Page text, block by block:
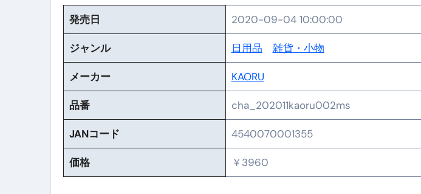
【必見】もう営業電話は怖くない！初心者でも成果を出す電話の
フリーランス・個人事業主におすすめの資金調達4選
自己破産中に絶対にしてはダメなこと7選
自己破産にまつわるよくある勘違い4選#Shorts
体脂肪が落ちる朝食3選 #ダイエット
No.102 9割が勘違い 自己破産の真実
アーモンドを毎日食べたらどうなるの？①【30秒でわかる効果
【ひろゆき】借金1億円あります 返済か、自己破産かひろゆきさ
発売日 2020-09-04 10:00:00
ジャンル 日用品 雑貨・小物
メーカー KAORU
品番 cha_202011kaoru002ms
JANコード 4540070001355
価格 ￥3960